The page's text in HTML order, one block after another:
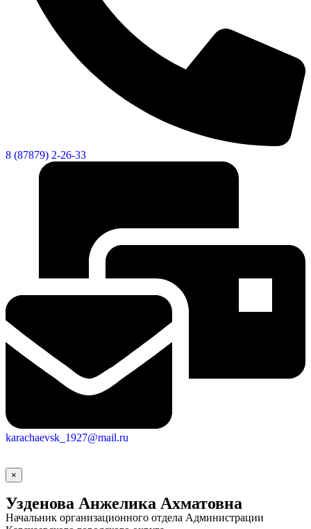
8 (87879) 2-26-33
karachaevsk_1927@mail.ru
×
Узденова Анжелика Ахматовна
Начальник организационного отдела Администрации